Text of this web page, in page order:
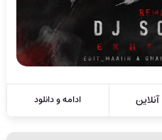
ادامه و دانلود